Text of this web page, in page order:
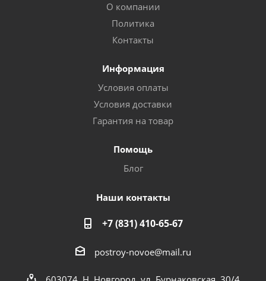
О компании
Политика
Контакты
Информация
Условия оплаты
Условия доставки
Гарантия на товар
Помощь
Блог
Наши контакты
+7 (831) 410-65-67
postroy-novoe@mail.ru